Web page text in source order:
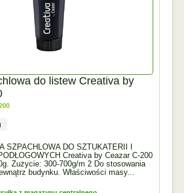
do listew Creativa by
SZPACHLOWA DO SZTUKATERII I
Creativa by Ceazar C-200
Zużycie: 300-700g/m 2 Do stosowania
budynku. Właściwości masy...